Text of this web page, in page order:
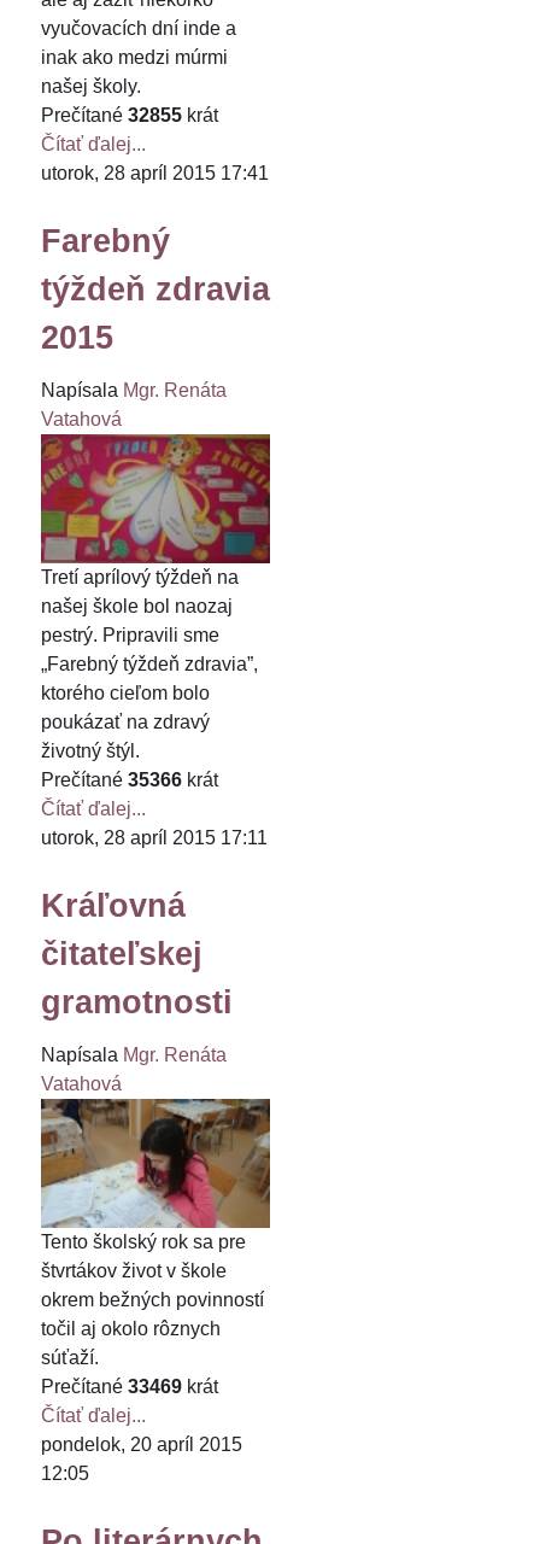
vyučovacích dní inde a
inak ako medzi múrmi
našej školy.
Prečítané 32855 krát
Čítať ďalej...
utorok, 28 apríl 2015 17:41
Farebný
týždeň zdravia
2015
Napísala Mgr. Renáta
Vatahová
Tretí aprílový týždeň na
našej škole bol naozaj
pestrý. Pripravili sme
„Farebný týždeň zdravia”,
ktorého cieľom bolo
poukázať na zdravý
životný štýl.
Prečítané 35366 krát
Čítať ďalej...
utorok, 28 apríl 2015 17:11
Kráľovná
čitateľskej
gramotnosti
Napísala Mgr. Renáta
Vatahová
Tento školský rok sa pre
štvrtákov život v škole
okrem bežných povinností
točil aj okolo rôznych
súťaží.
Prečítané 33469 krát
Čítať ďalej...
pondelok, 20 apríl 2015
12:05